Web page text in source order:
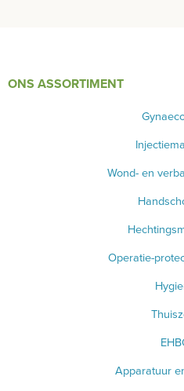
ONS ASSORTIMENT
Wond- en
Operatie-
Apparatuur